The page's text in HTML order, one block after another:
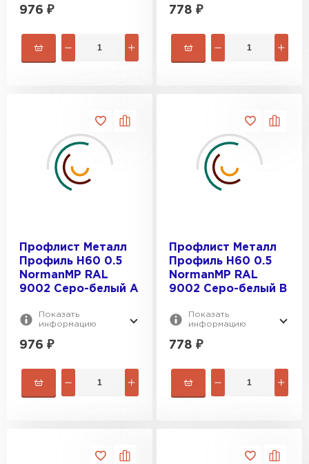
976 ₽ 778 ₽
Профлист Металл
Профиль Н60 0.5
NormanMP RAL
9002 Серо-белый A
Показать
информацию
976 ₽
Профлист Металл
Профиль Н60 0.5
NormanMP RAL
9002 Серо-белый B
Показать
информацию
778 ₽